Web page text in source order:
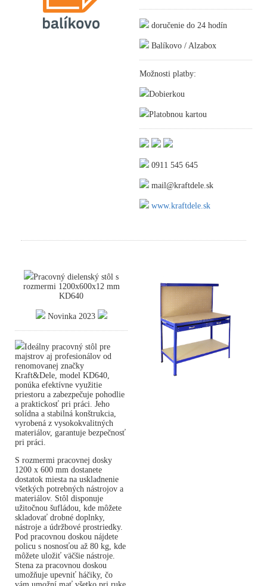
doručenie do 24 hodín
Balíkovo / Alzabox
Možnosti platby:
Dobierkou
Platobnou kartou
0911 545 645
mail@kraftdele.sk
www.kraftdele.sk
Pracovný dielenský stôl s
rozmermi 1200x600x12 mm
KD640
Novinka 2023
Ideálny pracovný stôl pre
majstrov aj profesionálov od
renomovanej značky
Kraft&Dele, model KD640,
ponúka efektívne využitie
priestoru a zabezpečuje pohodlie
a praktickosť pri práci. Jeho
solídna a stabilná konštrukcia,
vyrobená z vysokokvalitných
materiálov, garantuje bezpečnosť
pri práci.
S rozmermi pracovnej dosky
1200 x 600 mm dostanete
dostatok miesta na uskladnenie
všetkých potrebných nástrojov a
materiálov. Stôl disponuje
užitočnou šufládou, kde môžete
skladovať drobné doplnky,
nástroje a údržbové prostriedky.
Pod pracovnou doskou nájdete
policu s nosnosťou až 80 kg, kde
môžete uložiť väčšie nástroje.
Stena za pracovnou doskou
umožňuje upevniť háčiky, čo